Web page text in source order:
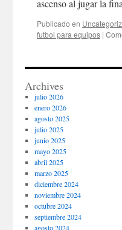
ascenso al jugar la
Publicado en
futbol para equipos |
Archives
julio 2026
enero 2026
agosto 2025
julio 2025
junio 2025
mayo 2025
abril 2025
marzo 2025
diciembre 2024
noviembre 2024
octubre 2024
septiembre 2024
agosto 2024